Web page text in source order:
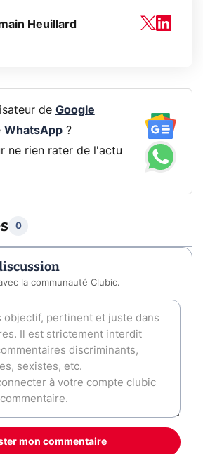
Heuillard
de Google
WhatsApp?
ne rien rater de l'actu
0
la communauté Clubic.
mon commentaire